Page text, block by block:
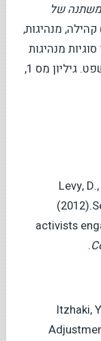
של
דהן, י. (2021) קהילה, מנהיגות,
מנהיגות
בקהילה. המרכז האקדמי שערי מדע ומשפט. גיליון מס 1,
Levy,
activists
Itzhaki,